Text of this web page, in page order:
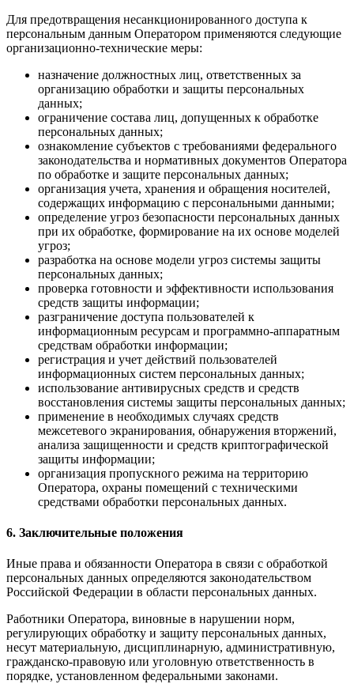
Для предотвращения несанкционированного доступа к
персональным данным Оператором применяются следующие
организационно-технические меры:
назначение должностных лиц, ответственных за
организацию обработки и защиты персональных
данных;
ограничение состава лиц, допущенных к обработке
персональных данных;
ознакомление субъектов с требованиями федерального
законодательства и нормативных документов Оператора
по обработке и защите персональных данных;
организация учета, хранения и обращения носителей,
содержащих информацию с персональными данными;
определение угроз безопасности персональных данных
при их обработке, формирование на их основе моделей
угроз;
разработка на основе модели угроз системы защиты
персональных данных;
проверка готовности и эффективности использования
средств защиты информации;
разграничение доступа пользователей к
информационным ресурсам и программно-аппаратным
средствам обработки информации;
регистрация и учет действий пользователей
информационных систем персональных данных;
использование антивирусных средств и средств
восстановления системы защиты персональных данных;
применение в необходимых случаях средств
межсетевого экранирования, обнаружения вторжений,
анализа защищенности и средств криптографической
защиты информации;
организация пропускного режима на территорию
Оператора, охраны помещений с техническими
средствами обработки персональных данных.
6. Заключительные положения
Иные права и обязанности Оператора в связи с обработкой
персональных данных определяются законодательством
Российской Федерации в области персональных данных.
Работники Оператора, виновные в нарушении норм,
регулирующих обработку и защиту персональных данных,
несут материальную, дисциплинарную, административную,
гражданско-правовую или уголовную ответственность в
порядке, установленном федеральными законами.